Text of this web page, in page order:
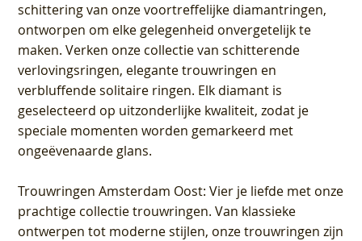
schittering van onze voortreffelijke diamantringen,
ontworpen om elke gelegenheid onvergetelijk te
maken. Verken onze collectie van schitterende
verlovingsringen, elegante trouwringen en
verbluffende solitaire ringen. Elk diamant is
geselecteerd op uitzonderlijke kwaliteit, zodat je
speciale momenten worden gemarkeerd met
ongeëvenaarde glans.
Trouwringen Amsterdam Oost: Vier je liefde met onze
prachtige collectie trouwringen. Van klassieke
ontwerpen tot moderne stijlen, onze trouwringen zijn